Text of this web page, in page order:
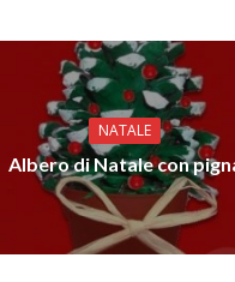
NATALE
Albero di Natale con